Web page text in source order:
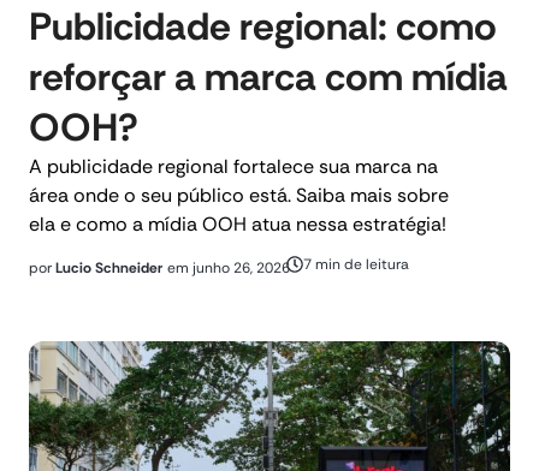
Publicidade regional: como
reforçar a marca com mídia
OOH?
A publicidade regional fortalece sua marca na
área onde o seu público está. Saiba mais sobre
ela e como a mídia OOH atua nessa estratégia!
porLucio Schneider em junho 26, 2026 7 min de leitura